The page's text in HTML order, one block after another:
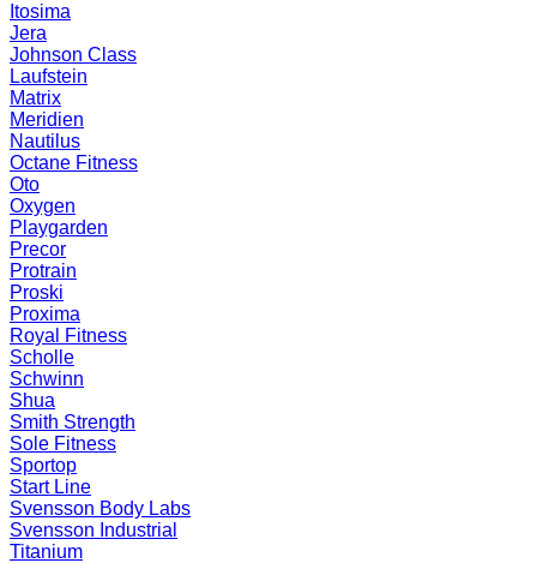
Itosima
Jera
Johnson Class
Laufstein
Matrix
Meridien
Nautilus
Octane Fitness
Oto
Oxygen
Playgarden
Precor
Protrain
Proski
Proxima
Royal Fitness
Scholle
Schwinn
Shua
Smith Strength
Sole Fitness
Sportop
Start Line
Svensson Body Labs
Svensson Industrial
Titanium